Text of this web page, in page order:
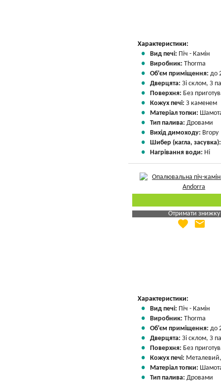
Характеристики:
Вид печі: Піч - Камін
Виробник: Thorma
Об'єм приміщення: до
Дверцята: Зі склом, З
Поверхня: Без
Кожух печі: З каменем
Матеріал топки:
Тип палива: Дровами
Вихід димоходу: Вгору
Шибер (кагла,
Нагрівання води: Ні
Отримати знижку
Яка Ваша ціна
favorite email
Характеристики:
Вид печі: Піч - Камін
Виробник: Thorma
Об'єм приміщення: до
Дверцята: Зі склом, З
Поверхня: Без
Кожух печі:
Матеріал топки:
Тип палива: Дровами